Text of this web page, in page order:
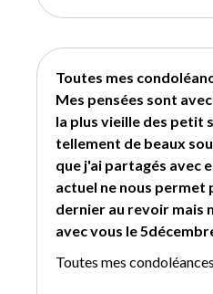
Toutes mes
Mes pensées sont
la plus vieille des petit
tellement de beaux
que j'ai partagés avec
actuel ne nous permet
dernier au revoir mais
avec vous le
Toutes mes condoléances